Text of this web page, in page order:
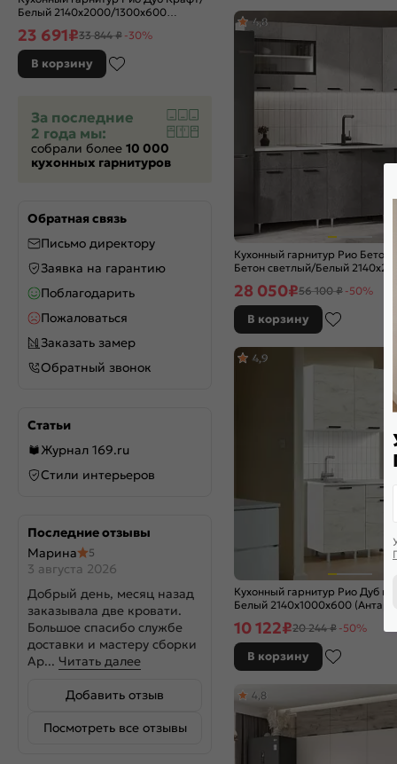
Крослайн карамель
Крослайн латте
Серебро
Серый Диамант
Синий
Сосна касцина
Спринт
Сумеречный голубой
Чёрный глянец
Шимо Светлый
Юкон
Ясень Анкор светлый
Ясень шимо тёмный
Белый 2140x2000/1300x600
23 691₽33 844 ₽ -30%
В корзину
За последние
2 года мы:
собрали более 10 000
кухонных гарнитуров
Обратная связь
Письмо директору
Заявка на гарантию
Поблагодарить
Пожаловаться
Заказать замер
Обратный звонок
Статьи
Журнал 169.ru
Стили интерьеров
Последние отзывы
Марина
5
3 августа 2026
Добрый день, месяц назад
заказывала две кровати.
Большое спасибо службе
доставки и мастеру сборки
Ар... Читать далее
Добавить отзыв
Посмотреть все отзывы
Кухонный гарнитур Рио Бетон
Бетон светлый/Белый
4,8
28 050₽56 100 ₽ -50%
В корзину
Кухонный гарнитур Рио Дуб
Белый 2140x1000x600
4,9
10 122₽20 244 ₽ -50%
В корзину
4,8